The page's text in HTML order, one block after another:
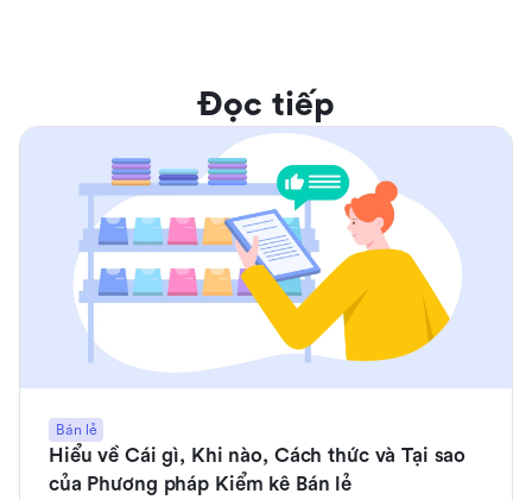
Đọc tiếp
Bán lẻ
Hiểu về Cái gì, Khi nào, Cách thức và Tại sao
của Phương pháp Kiểm kê Bán lẻ